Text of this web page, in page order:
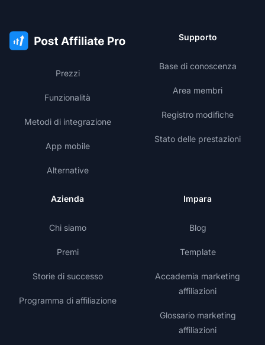
Prezzi
Funzionalità
Metodi di integrazione
App mobile
Alternative
Supporto
Base di conoscenza
Area membri
Registro modifiche
Stato delle prestazioni
Azienda
Chi siamo
Premi
Storie di successo
Programma di affiliazione
Impara
Blog
Template
Accademia marketing
affiliazioni
Glossario marketing
affiliazioni